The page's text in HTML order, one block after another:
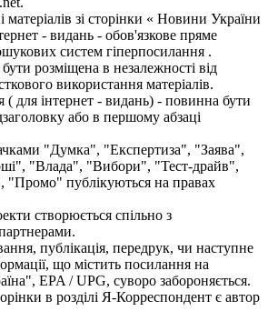
зі сторінки « Новини України
- видань - обов'язкове пряме
систем гіперпосилання .
розміщена в незалежності від
використання матеріалів.
( для інтернет - видань) - повинна бути
або в першому абзаці
"Думка", "Експертиза", "Заява",
"Влада", "Вибори", "Тест-драйв",
"Промо" публікуються на правах
створюється спільно з
публікація, передрук, чи наступне
що містить посилання на
EPA / UPG, суворо забороняється.
в розділі Я-Корреспондент є автор